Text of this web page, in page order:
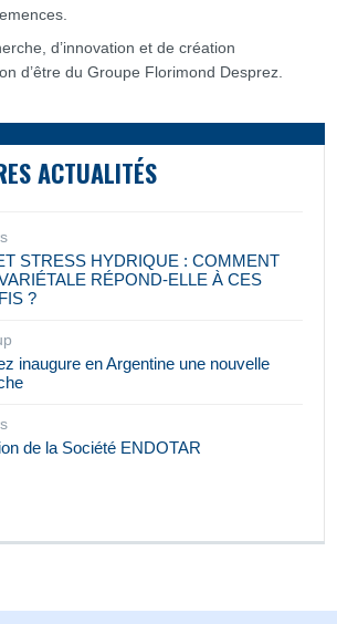
d’innovation et de création
d’être du Groupe Florimond Desprez.
ACTUALITÉS
STRESS HYDRIQUE : COMMENT
RÉPOND-ELLE À CES
?
inaugure en Argentine une nouvelle
de la Société ENDOTAR